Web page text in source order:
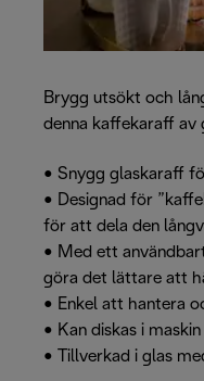
Brygg utsökt och
denna kaffekaraff av
• Snygg glaskaraff
• Designad för
för att dela den
• Med ett
göra det lättare att
• Enkel att hantera
• Kan diskas i maskin
• Tillverkad i glas